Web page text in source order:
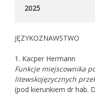
2025
JĘZYKOZNAWSTWO
1. Kacper Hermann
Funkcje miejscownika
litewskojęzycznych
(pod kierunkiem dr hab.